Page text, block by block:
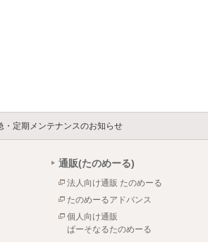
・定期メンテナンスのお知らせ
通販(たのめーる)
法人向け通販 たのめーる
たのめーるアドバンス
個人向け通販
ぱーそなるたのめーる